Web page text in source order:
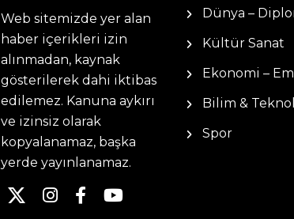
Web sitemizde yer alan
haber içerikleri izin
alınmadan, kaynak
gösterilerek dahi iktibas
edilemez. Kanuna aykırı
ve izinsiz olarak
kopyalanamaz, başka
yerde yayınlanamaz.
Dünya –
Kültür Sanat
Ekonomi –
Bilim &
Spor